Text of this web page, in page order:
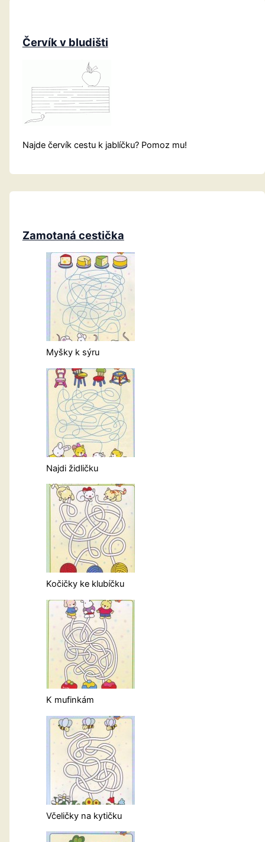
Červík v bludišti
Najde červík cestu k jablíčku? Pomoz mu!
Zamotaná cestička
Myšky k sýru
Najdi židličku
Kočičky ke klubíčku
K mufinkám
Včeličky na kytičku